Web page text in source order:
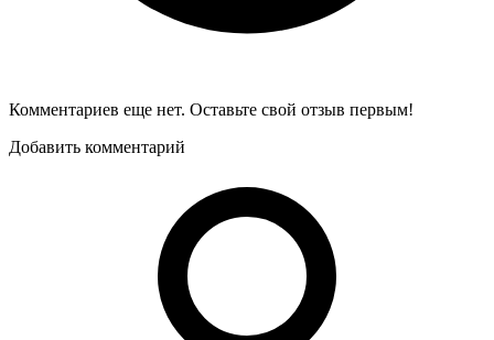
Комментариев еще нет. Оставьте свой отзыв первым!
Добавить комментарий